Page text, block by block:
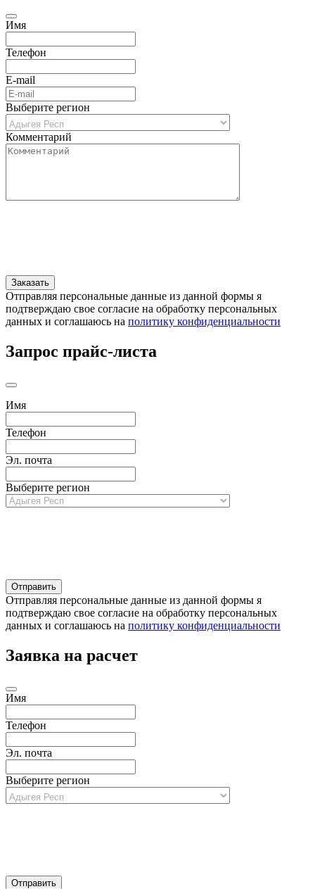
Имя
Телефон
E-mail
Выберите регион
Комментарий
Отправляя персональные данные из данной формы я
подтверждаю свое согласие на обработку персональных
данных и соглашаюсь на политику конфиденциальности
Запрос прайс-листа
Имя
Телефон
Эл. почта
Выберите регион
Отправляя персональные данные из данной формы я
подтверждаю свое согласие на обработку персональных
данных и соглашаюсь на политику конфиденциальности
Заявка на расчет
Имя
Телефон
Эл. почта
Выберите регион